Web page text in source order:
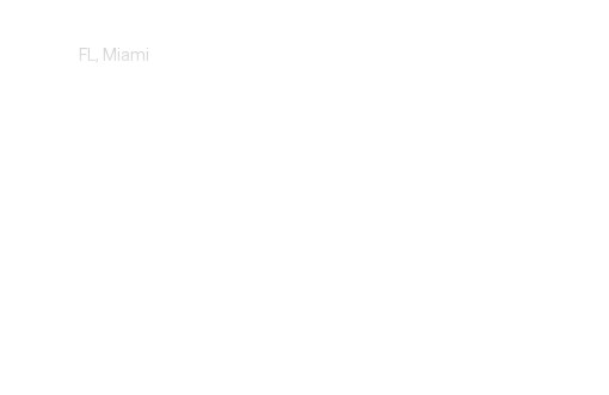
FL, Miami